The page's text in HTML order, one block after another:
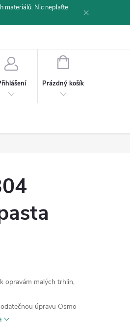
materiálů. Nic neplaťte
NÁKUPNÍ
Prázdný košík
opravám malých trhlin,
úpravu Osmo